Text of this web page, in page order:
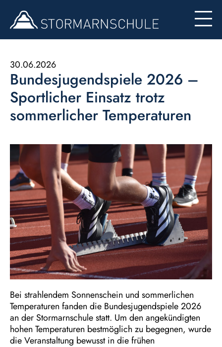
Begabten- und Begabungsförderung (LemaS)
Berufsinfo
Konzept zur Nutzung der Ipads
Für Eltern
Formulare
30.06.2026
Bundesjugendspiele 2026 –
Sportlicher Einsatz trotz
sommerlicher Temperaturen
Bei strahlendem Sonnenschein und sommerlichen
Temperaturen fanden die Bundesjugendspiele 2026
an der Stormarnschule statt. Um den angekündigten
hohen Temperaturen bestmöglich zu begegnen, wurde
die Veranstaltung bewusst in die frühen